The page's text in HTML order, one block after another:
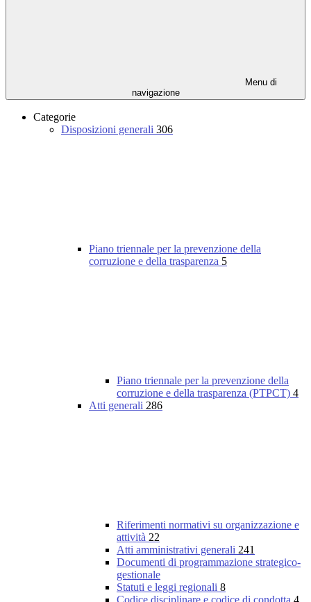
Menu di
navigazione
Categorie
Disposizioni generali 306
Piano triennale per la prevenzione della
corruzione e della trasparenza 5
Piano triennale per la prevenzione della
corruzione e della trasparenza (PTPCT) 4
Atti generali 286
Riferimenti normativi su organizzazione e
attività 22
Atti amministrativi generali 241
Documenti di programmazione strategico-
gestionale
Statuti e leggi regionali 8